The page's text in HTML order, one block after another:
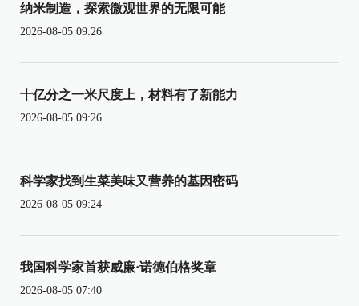
纳米制造，探索微观世界的无限可能
2026-08-05 09:26
十亿分之一米尺度上，材料有了新能力
2026-08-05 09:26
科学家找到生菜美味又营养的基因密码
2026-08-05 09:24
我国科学家首获威廉·诺德伯格奖章
2026-08-05 07:40